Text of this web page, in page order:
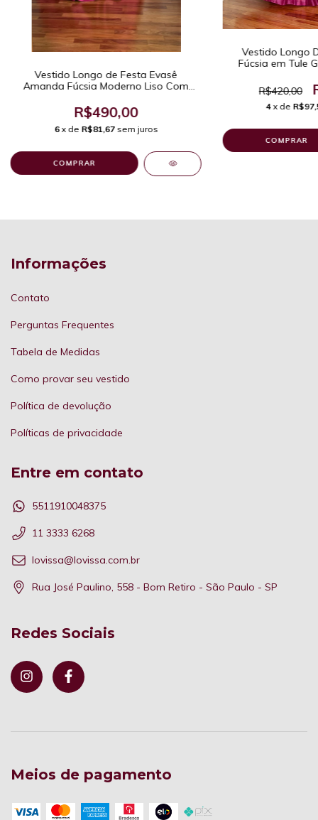
Vestido Longo de Festa Evasê
Amanda Fúcsia Moderno Liso Com
Assimétrica e Sofisticada.
R$490,00
6 x de R$81,67 sem juros
COMPRAR
Vestido Longo
Fúcsia em Tule
R$420,00
4 x de
COMPRAR
Informações
Contato
Perguntas Frequentes
Tabela de Medidas
Como provar seu vestido
Política de devolução
Políticas de privacidade
Entre em contato
5511910048375
11 3333 6268
lovissa@lovissa.com.br
Rua José Paulino, 558 - Bom Retiro - São Paulo - SP
Redes Sociais
Meios de pagamento